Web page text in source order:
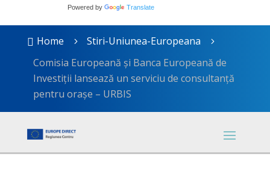
Powered by Translate
 Home 5 Stiri-Uniunea-Europeana 5
Comisia Europeană și Banca Europeană de
Investiții lansează un serviciu de consultanță
pentru orașe – URBIS